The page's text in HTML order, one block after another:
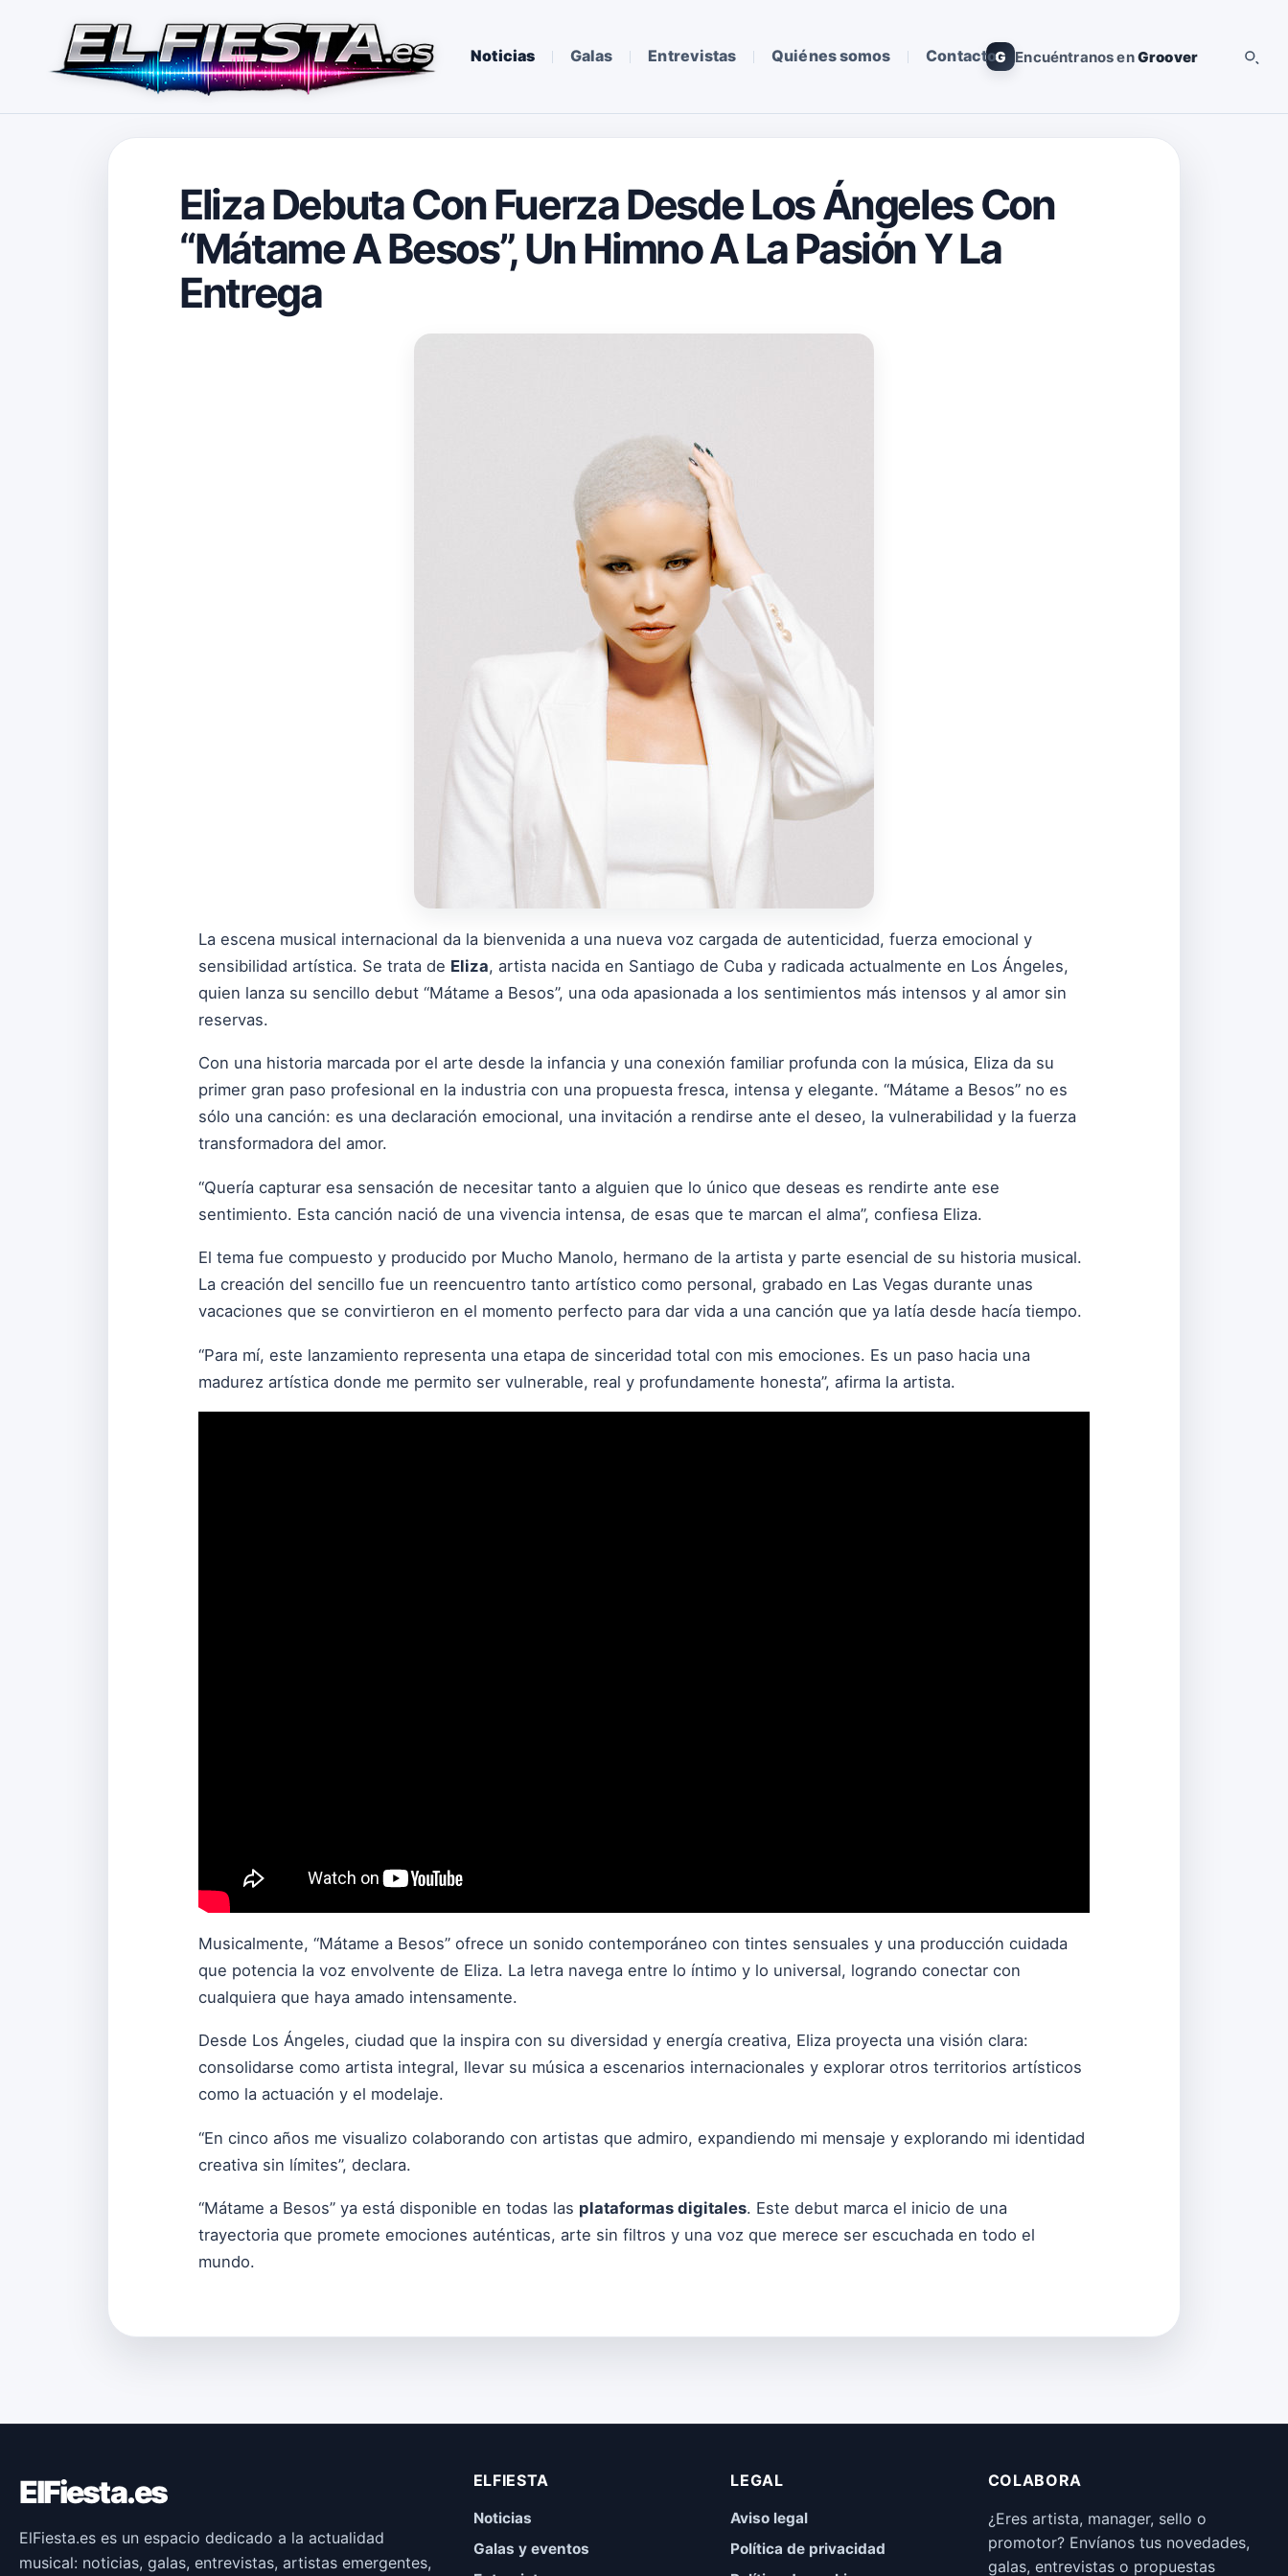
Noticias Galas Entrevistas Quiénes somos ContactoG Encuéntranos enGroover
Eliza Debuta Con Fuerza Desde Los Ángeles Con
“Mátame A Besos”, Un Himno A La Pasión Y La
Entrega
La escena musical internacional da la bienvenida a una nueva voz cargada de autenticidad, fuerza emocional y
sensibilidad artística. Se trata de Eliza, artista nacida en Santiago de Cuba y radicada actualmente en Los Ángeles,
quien lanza su sencillo debut “Mátame a Besos”, una oda apasionada a los sentimientos más intensos y al amor sin
reservas.
Con una historia marcada por el arte desde la infancia y una conexión familiar profunda con la música, Eliza da su
primer gran paso profesional en la industria con una propuesta fresca, intensa y elegante. “Mátame a Besos” no es
sólo una canción: es una declaración emocional, una invitación a rendirse ante el deseo, la vulnerabilidad y la fuerza
transformadora del amor.
“Quería capturar esa sensación de necesitar tanto a alguien que lo único que deseas es rendirte ante ese
sentimiento. Esta canción nació de una vivencia intensa, de esas que te marcan el alma”, confiesa Eliza.
El tema fue compuesto y producido por Mucho Manolo, hermano de la artista y parte esencial de su historia musical.
La creación del sencillo fue un reencuentro tanto artístico como personal, grabado en Las Vegas durante unas
vacaciones que se convirtieron en el momento perfecto para dar vida a una canción que ya latía desde hacía tiempo.
“Para mí, este lanzamiento representa una etapa de sinceridad total con mis emociones. Es un paso hacia una
madurez artística donde me permito ser vulnerable, real y profundamente honesta”, afirma la artista.
Musicalmente, “Mátame a Besos” ofrece un sonido contemporáneo con tintes sensuales y una producción cuidada
que potencia la voz envolvente de Eliza. La letra navega entre lo íntimo y lo universal, logrando conectar con
cualquiera que haya amado intensamente.
Desde Los Ángeles, ciudad que la inspira con su diversidad y energía creativa, Eliza proyecta una visión clara:
consolidarse como artista integral, llevar su música a escenarios internacionales y explorar otros territorios artísticos
como la actuación y el modelaje.
“En cinco años me visualizo colaborando con artistas que admiro, expandiendo mi mensaje y explorando mi identidad
creativa sin límites”, declara.
“Mátame a Besos” ya está disponible en todas las plataformas digitales. Este debut marca el inicio de una
trayectoria que promete emociones auténticas, arte sin filtros y una voz que merece ser escuchada en todo el
mundo.
ElFiesta.es
ElFiesta.es es un espacio dedicado a la actualidad
musical: noticias, galas, entrevistas, artistas emergentes,
ELFIESTA
Noticias
Galas y eventos
LEGAL
Aviso legal
Política de privacidad
COLABORA
¿Eres artista, manager, sello o
promotor? Envíanos tus novedades,
galas, entrevistas o propuestas